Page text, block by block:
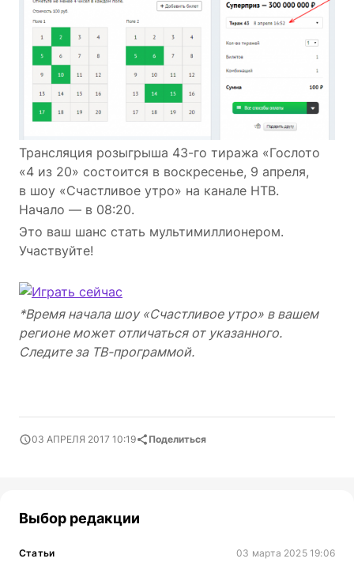
Трансляция розыгрыша 43-го тиража «Гослото
«4 из 20» состоится в воскресенье, 9 апреля,
в шоу «Счастливое утро» на канале НТВ.
Начало — в 08:20.
Это ваш шанс стать мультимиллионером.
Участвуйте!
*Время начала шоу «Счастливое утро» в вашем
регионе может отличаться от указанного.
Следите за ТВ-программой.
03 АПРЕЛЯ 2017 10:19 Поделиться
Выбор редакции
Статьи 03 марта 2025 19:06